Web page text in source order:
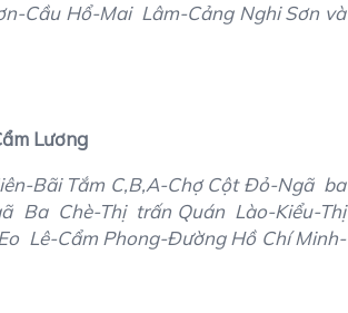
Cầu Hổ-Mai Lâm-Cảng Nghi Sơn và
Lương
Bãi Tắm C,B,A-Chợ Cột Đỏ-Ngã ba
Ba Chè-Thị trấn Quán Lào-Kiểu-Thị
Lê-Cẩm Phong-Đường Hồ Chí Minh-